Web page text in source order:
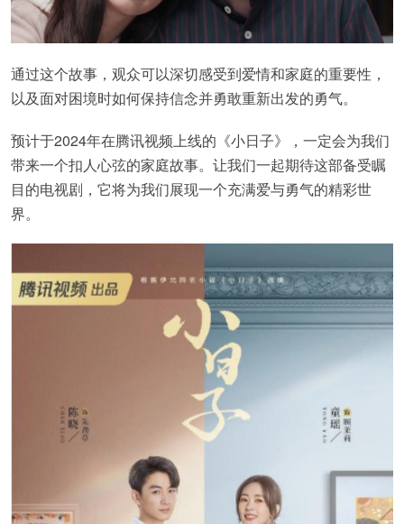
通过这个故事，观众可以深切感受到爱情和家庭的重要性，
以及面对困境时如何保持信念并勇敢重新出发的勇气。
预计于2024年在腾讯视频上线的《小日子》，一定会为我们
带来一个扣人心弦的家庭故事。让我们一起期待这部备受瞩
目的电视剧，它将为我们展现一个充满爱与勇气的精彩世
界。